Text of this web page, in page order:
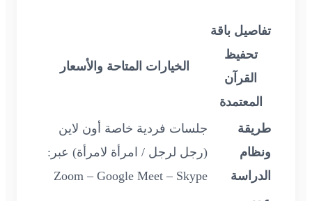
تفاصيل باقة
تحفيظ
القرآن
المعتمدة
الخيارات المتاحة والأسعار
طريقة
ونظام
الدراسة
جلسات فردية خاصة أون لاين
(رجل لرجل / امرأة لامرأة) عبر:
Zoom – Google Meet – Skype